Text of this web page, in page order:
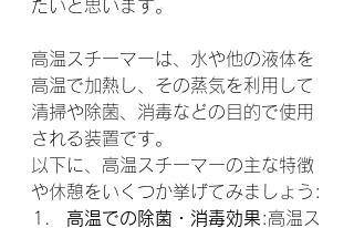
たいと思います。
高温スチーマーは、水や他の液体を
高温で加熱し、その蒸気を利用して
清掃や除菌、消毒などの目的で使用
される装置です。
以下に、高温スチーマーの主な特徴
や休憩をいくつか挙げてみましょう:
高温での除菌・消毒効果:高温ス